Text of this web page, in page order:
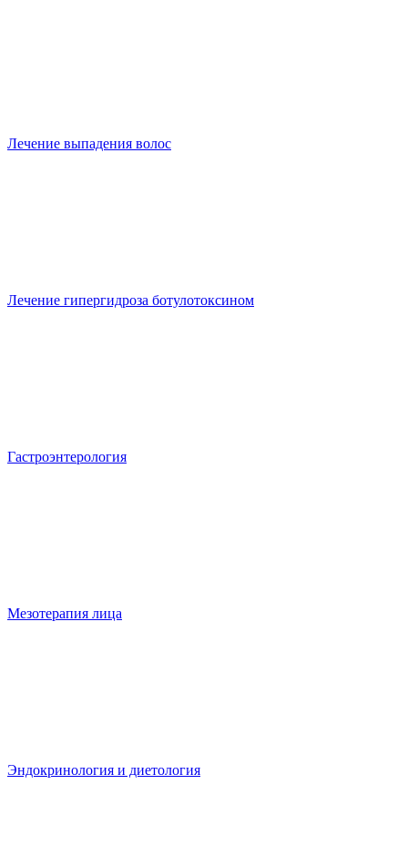
Лечение выпадения волос
Лечение гипергидроза ботулотоксином
Гастроэнтерология
Мезотерапия лица
Эндокринология и диетология